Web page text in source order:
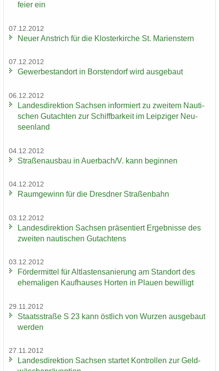
fei­er ein
07.12.2012
Neuer An­strich für die Klos­ter­kir­che St. Ma­ri­enstern
07.12.2012
Ge­wer­be­stand­ort in Bors­ten­dorf wird aus­ge­baut
06.12.2012
Lan­des­di­rek­ti­on Sach­sen in­for­miert zu zwei­tem Nau­ti­
schen Gut­ach­ten zur Schiff­bar­keit im Leip­zi­ger Neu­
seen­land
04.12.2012
Stra­ßen­aus­bau in Au­er­bach/V. kann be­gin­nen
04.12.2012
Raum­ge­winn für die Dresd­ner Stra­ßen­bahn
03.12.2012
Lan­des­di­rek­ti­on Sach­sen prä­sen­tiert Er­geb­nis­se des
zwei­ten nau­ti­schen Gut­ach­tens
03.12.2012
För­der­mit­tel für Alt­las­ten­sa­nie­rung am Stand­ort des
ehe­ma­li­gen Kauf­hau­ses Hor­ten in Plau­en be­wil­ligt
29.11.2012
Staats­stra­ße S 23 kann öst­lich von Wur­zen aus­ge­baut
wer­den
27.11.2012
Lan­des­di­rek­ti­on Sach­sen star­tet Kon­trol­len zur Geld­